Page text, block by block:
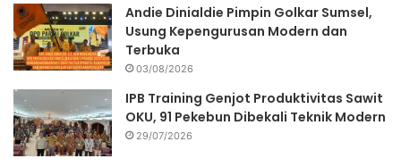
Andie Dinialdie Pimpin Golkar Sumsel,
Usung Kepengurusan Modern dan
Terbuka
03/08/2026
IPB Training Genjot Produktivitas Sawit
OKU, 91 Pekebun Dibekali Teknik Modern
29/07/2026